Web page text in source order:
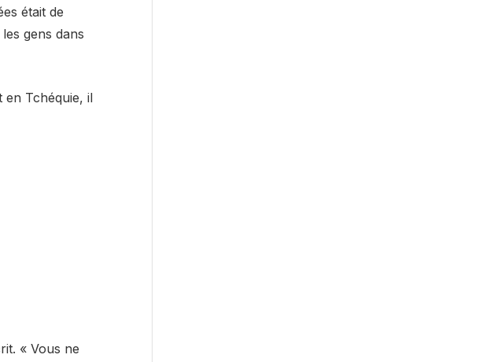
était de
gens dans
en Tchéquie, il
« Vous ne